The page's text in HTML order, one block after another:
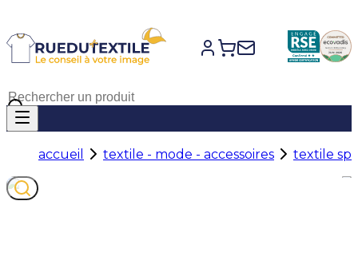
accueil textile - mode - accessoires textile